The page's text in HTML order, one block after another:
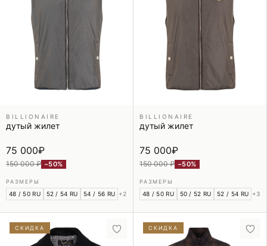
BILLIONAIRE
дутый жилет
75 000₽
150 000 ₽ −50%
РАЗМЕРЫ
48 / 50 RU 52 / 54 RU 54 / 56 RU +2
BILLIONAIRE
дутый жилет
75 000₽
150 000 ₽ −50%
РАЗМЕРЫ
48 / 50 RU 50 / 52 RU 52 / 54 RU +3
СКИДКА СКИДКА